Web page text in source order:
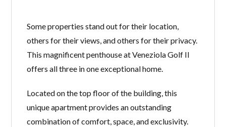
Some properties stand out for their location,
others for their views, and others for their privacy.
This magnificent penthouse at Veneziola Golf II
offers all three in one exceptional home.
Located on the top floor of the building, this
unique apartment provides an outstanding
combination of comfort, space, and exclusivity.